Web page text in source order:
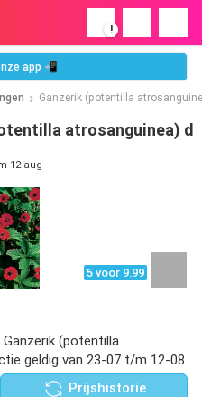
!
app 📲
Ganzerik (potentilla
atrosanguinea) d
12 aug
5 voor 9.99
(potentilla
geldig van 23-07 t/m 12-08.
Prijshistorie